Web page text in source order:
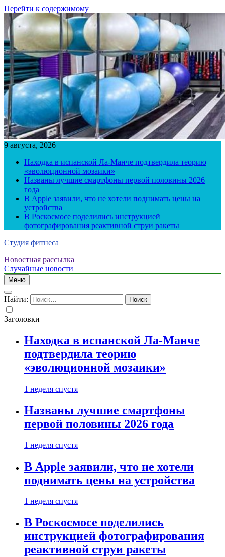
Перейти к содержимому
9 августа, 2026
Находка в испанской Ла-Манче подтвердила теорию
«эволюционной мозаики»
Названы лучшие смартфоны первой половины 2026
года
В Apple заявили, что не хотели поднимать цены на
устройства
В Роскосмосе поделились инструкцией
фотографирования реактивной струи ракеты
Студия фитнеса
Новостная рассылка
Случайные новости
Меню
Найти:
Заголовки
Находка в испанской Ла-Манче
подтвердила теорию
«эволюционной мозаики»
1 неделя спустя
Названы лучшие смартфоны
первой половины 2026 года
1 неделя спустя
В Apple заявили, что не хотели
поднимать цены на устройства
1 неделя спустя
В Роскосмосе поделились
инструкцией фотографирования
реактивной струи ракеты